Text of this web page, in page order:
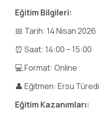
Eğitim Bilgileri:
📅 Tarih: 14 Nisan 2026
⏰ Saat: 14:00 – 15:00
💻 Format: Online
👤 Eğitmen: Ersu Türedi
Eğitim Kazanımları: